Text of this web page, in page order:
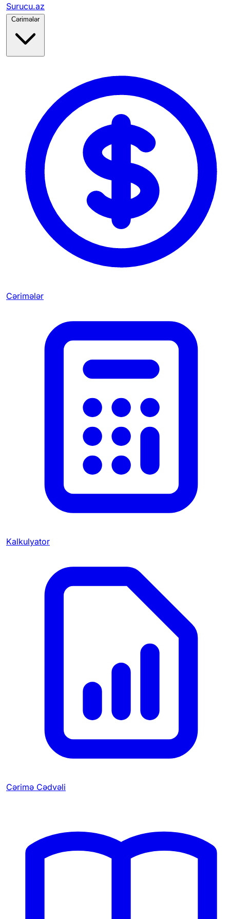
Surucu.az
Cərimələr
Cərimələr
Kalkulyator
Cərimə Cədvəli